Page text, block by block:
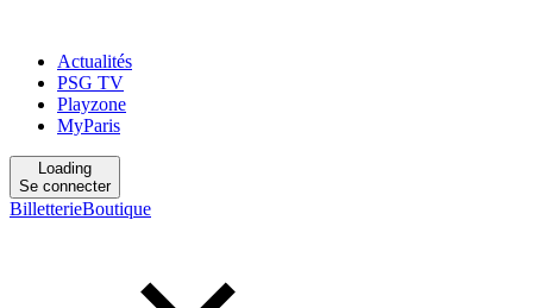
Actualités
PSG TV
Playzone
MyParis
Loading
Se connecter
BilletterieBoutique